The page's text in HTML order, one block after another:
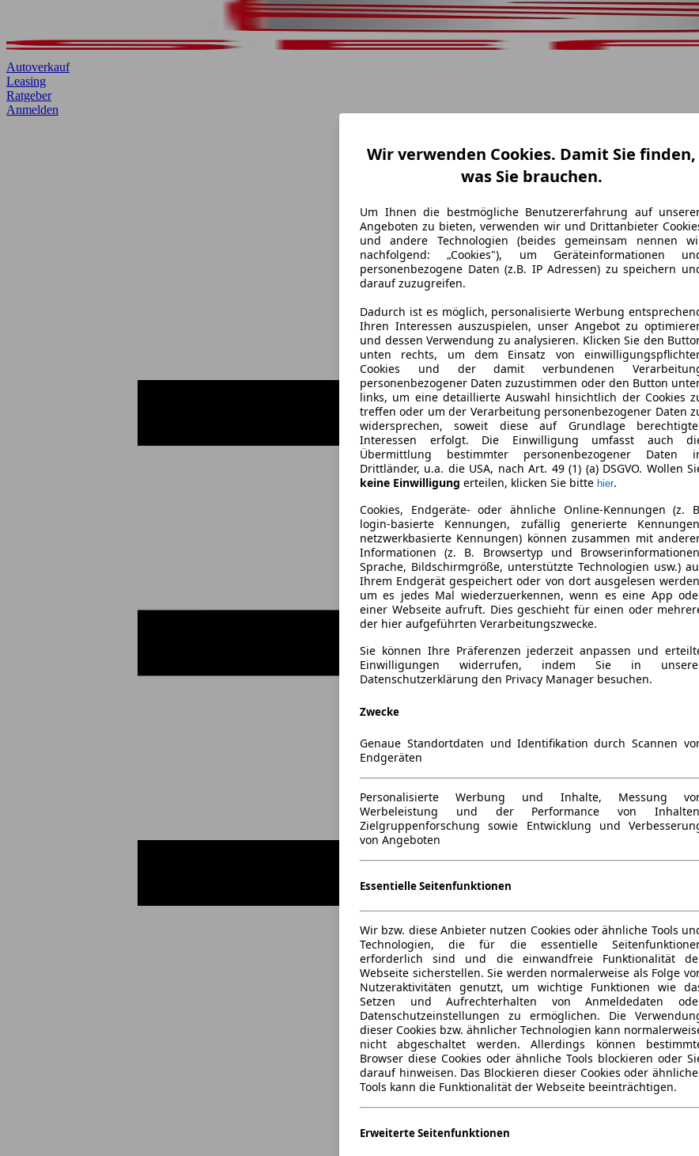
Autoverkauf
Leasing
Ratgeber
Anmelden
Wir verwenden Cookies. Damit Sie finden,
was Sie brauchen.
Um Ihnen die bestmögliche Benutzererfahrung auf
Angeboten zu bieten, verwenden wir und Drittanbieter
und andere Technologien (beides gemeinsam nennen
nachfolgend: „Cookies"), um Geräteinformationen
personenbezogene Daten (z.B. IP Adressen) zu speichern
darauf zuzugreifen.
Dadurch ist es möglich, personalisierte Werbung
Ihren Interessen auszuspielen, unser Angebot zu
und dessen Verwendung zu analysieren. Klicken Sie den
unten rechts, um dem Einsatz von
Cookies und der damit verbundenen
personenbezogener Daten zuzustimmen oder den Button
links, um eine detaillierte Auswahl hinsichtlich der Cookies
treffen oder um der Verarbeitung personenbezogener Daten
widersprechen, soweit diese auf Grundlage
Interessen erfolgt. Die Einwilligung umfasst auch
Übermittlung bestimmter personenbezogener Daten
Drittländer, u.a. die USA, nach Art. 49 (1) (a) DSGVO. Wollen
keine Einwilligung erteilen, klicken Sie bitte hier.
Cookies, Endgeräte- oder ähnliche Online-Kennungen (z.
login-basierte Kennungen, zufällig generierte
netzwerkbasierte Kennungen) können zusammen mit
Informationen (z. B. Browsertyp und
Sprache, Bildschirmgröße, unterstützte Technologien usw.)
Ihrem Endgerät gespeichert oder von dort ausgelesen
um es jedes Mal wiederzuerkennen, wenn es eine App
einer Webseite aufruft. Dies geschieht für einen oder
der hier aufgeführten Verarbeitungszwecke.
Sie können Ihre Präferenzen jederzeit anpassen und
Einwilligungen widerrufen, indem Sie in
Datenschutzerklärung den Privacy Manager besuchen.
Zwecke
Genaue Standortdaten und Identifikation durch Scannen
Endgeräten
Personalisierte Werbung und Inhalte, Messung
Werbeleistung und der Performance von
Zielgruppenforschung sowie Entwicklung und
von Angeboten
Essentielle Seitenfunktionen
Wir bzw. diese Anbieter nutzen Cookies oder ähnliche Tools
Technologien, die für die essentielle
erforderlich sind und die einwandfreie Funktionalität
Webseite sicherstellen. Sie werden normalerweise als Folge
Nutzeraktivitäten genutzt, um wichtige Funktionen wie
Setzen und Aufrechterhalten von Anmeldedaten
Datenschutzeinstellungen zu ermöglichen. Die
dieser Cookies bzw. ähnlicher Technologien kann
nicht abgeschaltet werden. Allerdings können
Browser diese Cookies oder ähnliche Tools blockieren oder
darauf hinweisen. Das Blockieren dieser Cookies oder
Tools kann die Funktionalität der Webseite beeinträchtigen.
Erweiterte Seitenfunktionen